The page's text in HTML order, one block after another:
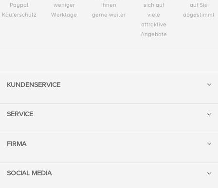
Paypal
Käuferschutz
weniger
Werktage
Ihnen
gerne weiter
sich auf
viele
attraktive
Angebote
auf Sie
abgestimmt
KUNDENSERVICE
SERVICE
FIRMA
SOCIAL MEDIA